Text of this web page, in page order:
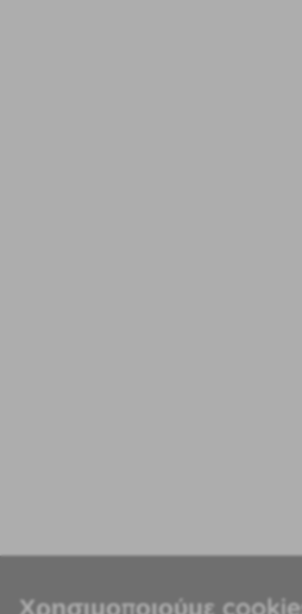
Χρησιμοποιούμε